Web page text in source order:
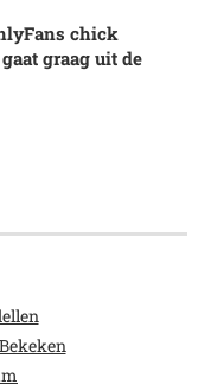
chick
graag uit de